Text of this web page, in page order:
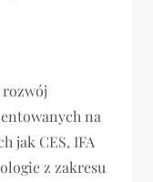
na
jak CES, IFA
z zakresu